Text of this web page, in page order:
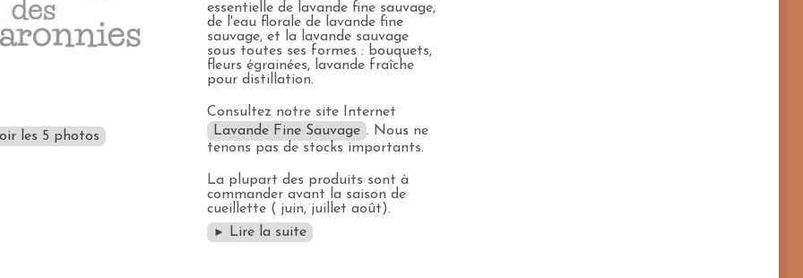
les 5 photos
essentielle de lavande fine sauvage,
de l'eau florale de lavande fine
sauvage, et la lavande sauvage
sous toutes ses formes : bouquets,
fleurs égrainées, lavande fraîche
pour distillation.
Consultez notre site Internet
Lavande Fine Sauvage . Nous ne
tenons pas de stocks importants.
La plupart des produits sont à
commander avant la saison de
cueillette ( juin, juillet août).
► Lire la suite